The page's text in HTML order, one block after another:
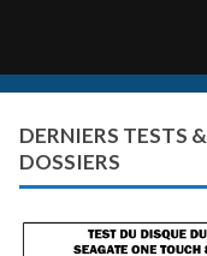
DERNIERS TESTS &
DOSSIERS